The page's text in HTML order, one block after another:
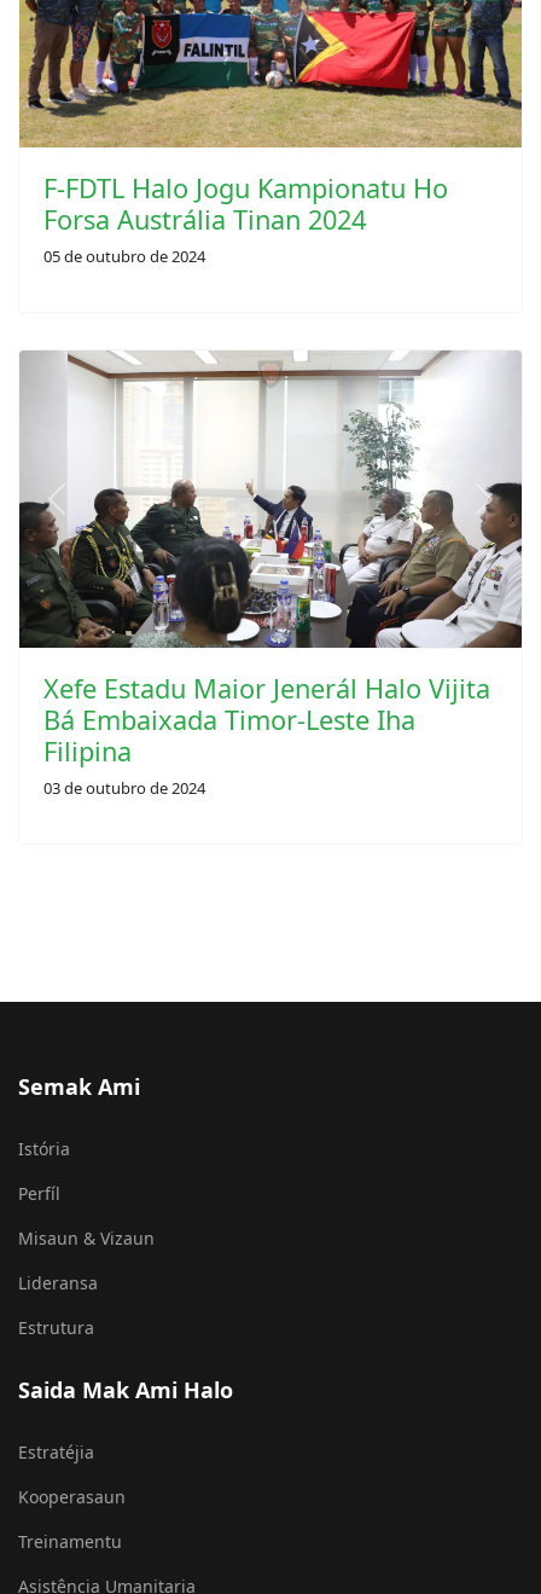
F-FDTL Halo Jogu Kampionatu Ho
Forsa Austrália Tinan 2024
05 de outubro de 2024
Previous Next
Xefe Estadu Maior Jenerál Halo Vijita
Bá Embaixada Timor-Leste Iha
Filipina
Semak Ami
Istória
Perfíl
Misaun & Vizaun
Lideransa
Estrutura
Saida Mak Ami Halo
Estratéjia
Kooperasaun